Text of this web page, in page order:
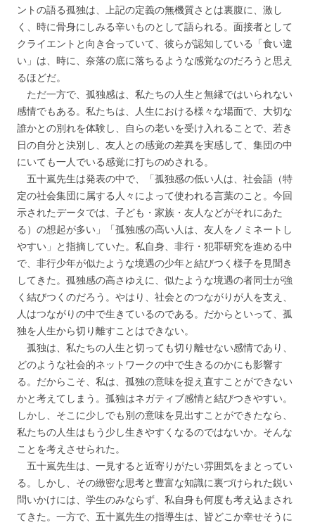
ントの語る孤独は、上記の定義の無機質さとは裏腹に、激し
く、時に骨身にしみる辛いものとして語られる。面接者として
クライエントと向き合っていて、彼らが認知している「食い違
い」は、時に、奈落の底に落ちるような感覚なのだろうと思え
るほどだ。
ただ一方で、孤独感は、私たちの人生と無縁ではいられない
感情でもある。私たちは、人生における様々な場面で、大切な
誰かとの別れを体験し、自らの老いを受け入れることで、若き
日の自分と決別し、友人との感覚の差異を実感して、集団の中
にいても一人でいる感覚に打ちのめされる。
五十嵐先生は発表の中で、「孤独感の低い人は、社会語（特
定の社会集団に属する人々によって使われる言葉のこと。今回
示されたデータでは、子ども・家族・友人などがそれにあた
る）の想起が多い」「孤独感の高い人は、友人をノミネートし
やすい」と指摘していた。私自身、非行・犯罪研究を進める中
で、非行少年が似たような境遇の少年と結びつく様子を見聞き
してきた。孤独感の高さゆえに、似たような境遇の者同士が強
く結びつくのだろう。やはり、社会とのつながりが人を支え、
人はつながりの中で生きているのである。だからといって、孤
独を人生から切り離すことはできない。
孤独は、私たちの人生と切っても切り離せない感情であり、
どのような社会的ネットワークの中で生きるのかにも影響す
る。だからこそ、私は、孤独の意味を捉え直すことができない
かと考えてしまう。孤独はネガティブ感情と結びつきやすい。
しかし、そこに少しでも別の意味を見出すことができたなら、
私たちの人生はもう少し生きやすくなるのではないか。そんな
ことを考えさせられた。
五十嵐先生は、一見すると近寄りがたい雰囲気をまとってい
る。しかし、その緻密な思考と豊富な知識に裏づけられた鋭い
問いかけには、学生のみならず、私自身も何度も考え込まされ
てきた。一方で、五十嵐先生の指導生は、皆どこか幸せそうに